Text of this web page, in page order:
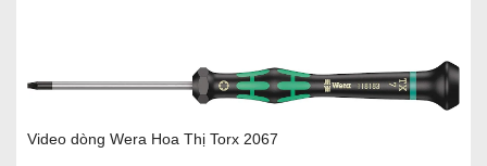
Video dòng Wera Hoa Thị Torx 2067